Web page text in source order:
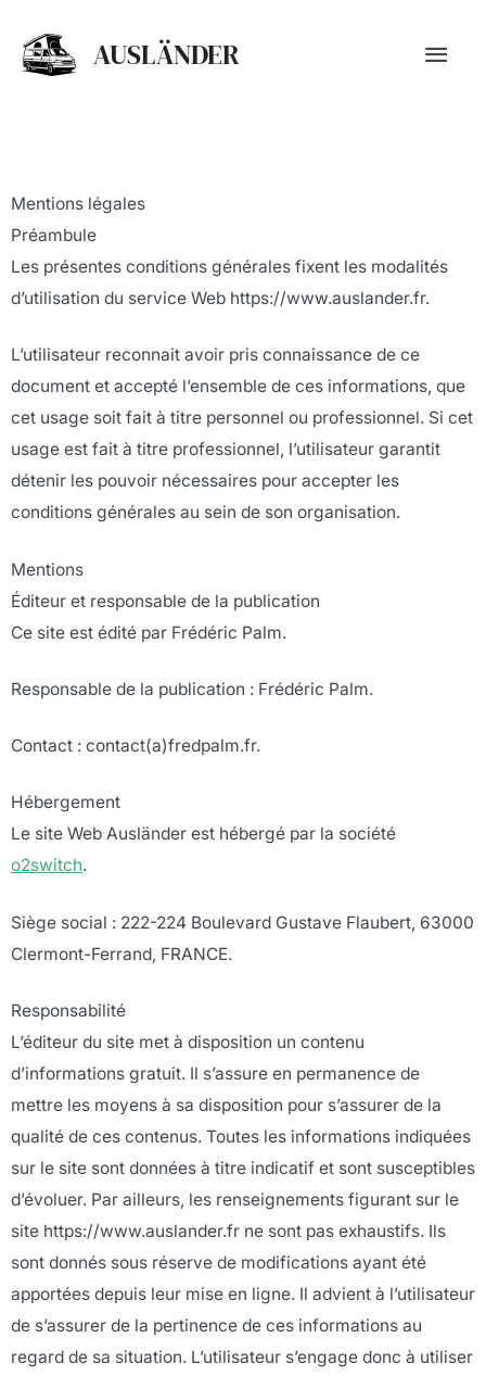
contenu
AUSLÄNDER
Mentions légales
Préambule
Les présentes conditions générales fixent les modalités
d’utilisation du service Web https://www.auslander.fr.
L’utilisateur reconnait avoir pris connaissance de ce
document et accepté l’ensemble de ces informations, que
cet usage soit fait à titre personnel ou professionnel. Si cet
usage est fait à titre professionnel, l’utilisateur garantit
détenir les pouvoir nécessaires pour accepter les
conditions générales au sein de son organisation.
Mentions
Éditeur et responsable de la publication
Ce site est édité par Frédéric Palm.
Responsable de la publication : Frédéric Palm.
Contact : contact(a)fredpalm.fr.
Hébergement
Le site Web Ausländer est hébergé par la société
o2switch.
Siège social : 222-224 Boulevard Gustave Flaubert, 63000
Clermont-Ferrand, FRANCE.
Responsabilité
L’éditeur du site met à disposition un contenu
d’informations gratuit. Il s’assure en permanence de
mettre les moyens à sa disposition pour s’assurer de la
qualité de ces contenus. Toutes les informations indiquées
sur le site sont données à titre indicatif et sont susceptibles
d’évoluer. Par ailleurs, les renseignements figurant sur le
site https://www.auslander.fr ne sont pas exhaustifs. Ils
sont donnés sous réserve de modifications ayant été
apportées depuis leur mise en ligne. Il advient à l’utilisateur
de s’assurer de la pertinence de ces informations au
regard de sa situation. L’utilisateur s’engage donc à utiliser